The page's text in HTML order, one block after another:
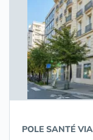
POLE SANTÉ